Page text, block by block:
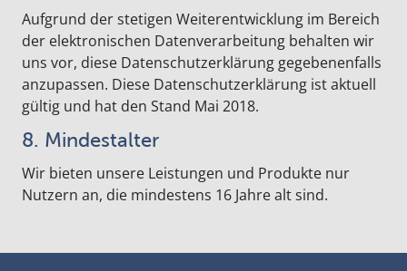
Aufgrund der stetigen Weiterentwicklung im Bereich
der elektronischen Datenverarbeitung behalten wir
uns vor, diese Datenschutzerklärung gegebenenfalls
anzupassen. Diese Datenschutzerklärung ist aktuell
gültig und hat den Stand Mai 2018.
8. Mindestalter
Wir bieten unsere Leistungen und Produkte nur
Nutzern an, die mindestens 16 Jahre alt sind.